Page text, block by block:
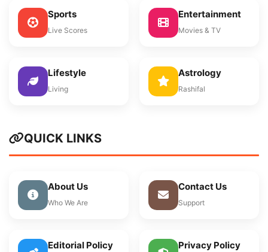
Sports
Live Scores
Entertainment
Movies & TV
Lifestyle
Living
Astrology
Rashifal
QUICK LINKS
About Us
Who We Are
Contact Us
Support
Editorial Policy Privacy Policy